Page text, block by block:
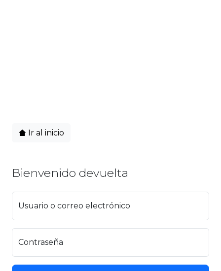
Ir al inicio
Bienvenido devuelta
Usuario o correo electrónico
Contraseña